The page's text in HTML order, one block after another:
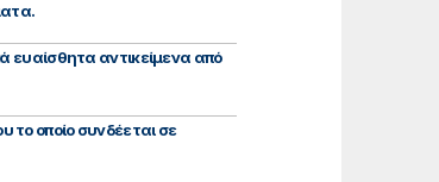
ευαίσθητα αντικείμενα από
οποίο συνδέεται σε